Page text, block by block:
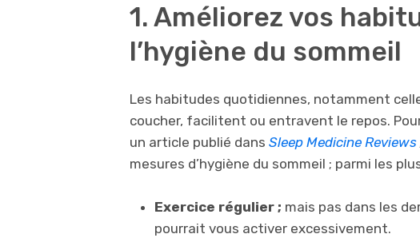
1. Améliorez vos
l’hygiène du sommeil
Les habitudes quotidiennes, notamment
coucher, facilitent ou entravent le repos.
un article publié dans Sleep Medicine Reviews
mesures d’hygiène du sommeil ; parmi les
Exercice régulier ; mais pas dans les
pourrait vous activer excessivement.